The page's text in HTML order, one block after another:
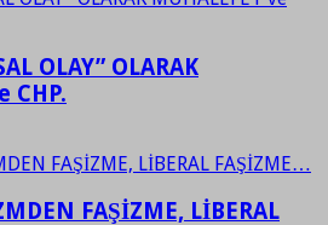
OLAY” OLARAK
CHP.
FAŞİZME, LİBERAL